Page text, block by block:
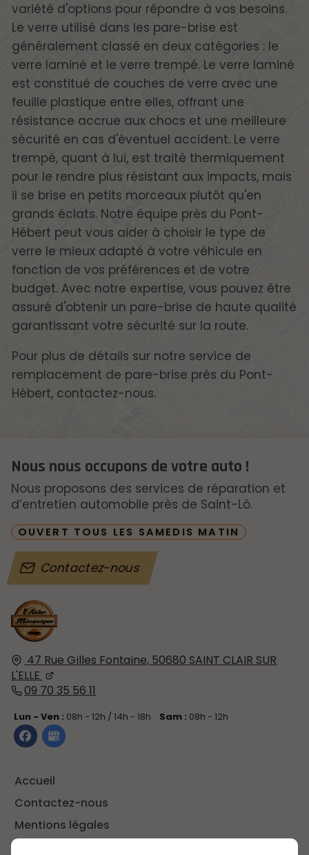
variété d'options pour répondre à vos besoins.
Le verre utilisé dans les pare-brise est
généralement classé en deux catégories : le
verre laminé et le verre trempé. Le verre laminé
est constitué de couches de verre avec une
feuille plastique entre elles, offrant une
résistance accrue aux chocs et une meilleure
sécurité en cas d'éventuel accident. Le verre
trempé, quant à lui, est traité thermiquement
pour le rendre plus résistant aux impacts, mais
il se brise en petits morceaux plutôt qu'en
grands éclats. Notre équipe près du Pont-
Hébert peut vous aider à choisir le type de
verre le mieux adapté à votre véhicule en
fonction de vos préférences et de votre
budget. Avec notre expertise, vous pouvez être
assuré d'obtenir un pare-brise de haute qualité
garantissant votre sécurité sur la route.
Pour plus de détails sur notre service de
remplacement de pare-brise près du Pont-
Hébert, contactez-nous.
47 Rue Gilles Fontaine, 50680 SAINT CLAIR SUR
L'ELLE
09 70 35 56 11
Lun - Ven : 08h - 12h / 14h - 18h Sam : 08h - 12h
Accueil
Contactez-nous
Mentions légales
Nous nous occupons de votre auto !
Nous proposons des services de réparation et
d’entretien automobile près de Saint-Lô.
OUVERT TOUS LES SAMEDIS MATIN
Contactez-nous